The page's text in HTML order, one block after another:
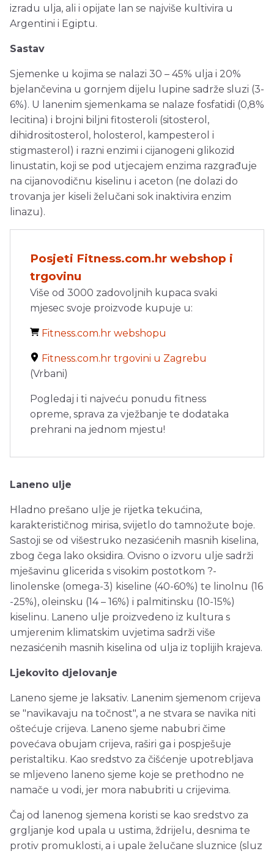
izradu ulja, ali i opijate lan se najviše kultivira u
Argentini i Egiptu.
Sastav
Sjemenke u kojima se nalazi 30 – 45% ulja i 20%
bjelančevina u gornjem dijelu lupine sadrže sluzi (3-
6%). U lanenim sjemenkama se nalaze fosfatidi (0,8%
lecitina) i brojni biljni fitosteroli (sitosterol,
dihidrositosterol, holosterol, kampesterol i
stigmasterol) i razni enzimi i cijanogeni glikozid
linustatin, koji se pod utjecajem enzima razgrađuje
na cijanovodičnu kiselinu i aceton (ne dolazi do
trovanja jer kiseli želučani sok inaktivira enzim
linazu).
Posjeti Fitness.com.hr webshop i
trgovinu
Više od 3000 zadovoljnih kupaca svaki
mjesec svoje proizvode kupuje u:
Fitness.com.hr webshopu
Fitness.com.hr trgovini u Zagrebu
(Vrbani)
Pogledaj i ti najveću ponudu fitness
opreme, sprava za vježbanje te dodataka
prehrani na jednom mjestu!
Laneno ulje
Hladno prešano ulje je rijetka tekućina,
karakterističnog mirisa, svijetlo do tamnožute boje.
Sastoji se od višestruko nezasićenih masnih kiselina,
zbog čega lako oksidira. Ovisno o izvoru ulje sadrži
mješavinu glicerida s visokim postotkom ?-
linolenske (omega-3) kiseline (40-60%) te linolnu (16
-25%), oleinsku (14 – 16%) i palmitinsku (10-15%)
kiselinu. Laneno ulje proizvedeno iz kultura s
umjerenim klimatskim uvjetima sadrži više
nezasićenih masnih kiselina od ulja iz toplijih krajeva.
Ljekovito djelovanje
Laneno sjeme je laksativ. Lanenim sjemenom crijeva
se "navikavaju na točnost", a ne stvara se navika niti
oštećuje crijeva. Laneno sjeme nabubri čime
povećava obujam crijeva, raširi ga i pospješuje
peristaltiku. Kao sredstvo za čišćenje upotrebljava
se mljeveno laneno sjeme koje se prethodno ne
namače u vodi, jer mora nabubriti u crijevima.
Čaj od lanenog sjemena koristi se kao sredstvo za
grgljanje kod upala u ustima, ždrijelu, desnima te
protiv promuklosti, a i upale želučane sluznice (sluz